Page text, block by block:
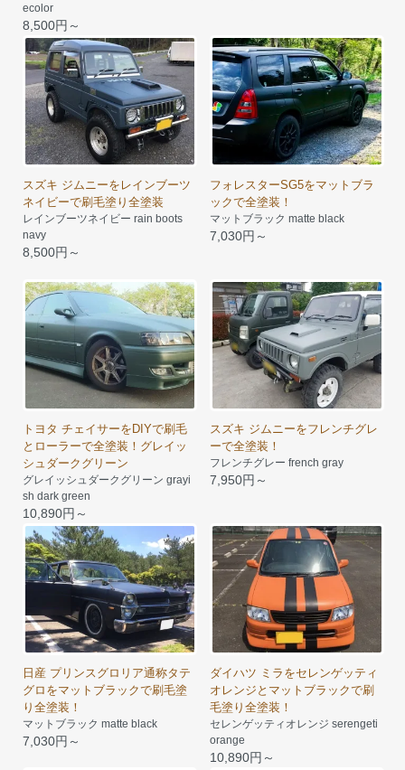
ecolor
8,500円～
スズキ ジムニーをレインブーツ
ネイビーで刷毛塗り全塗装
レインブーツネイビー rain boots
navy
8,500円～
フォレスターSG5をマットブラ
ックで全塗装！
マットブラック matte black
7,030円～
トヨタ チェイサーをDIYで刷毛
とローラーで全塗装！グレイッ
シュダークグリーン
グレイッシュダークグリーン grayi
sh dark green
10,890円～
スズキ ジムニーをフレンチグレ
ーで全塗装！
フレンチグレー french gray
7,950円～
日産 プリンスグロリア通称タテ
グロをマットブラックで刷毛塗
り全塗装！
マットブラック matte black
7,030円～
ダイハツ ミラをセレンゲッティ
オレンジとマットブラックで刷
毛塗り全塗装！
セレンゲッティオレンジ serengeti
orange
10,890円～